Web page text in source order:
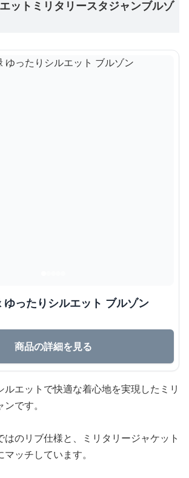
ットミリタリースタジャンブルゾ
ゆったりシルエット ブルゾン
商品の詳細を見る
ルエットで快適な着心地を実現したミリ
です。
はのリブ仕様と、ミリタリージャケット
ッチしています。